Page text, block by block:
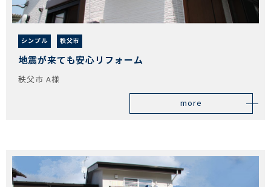
シンプル 秩父市
地震が来ても安心リフォーム
秩父市 A様
more